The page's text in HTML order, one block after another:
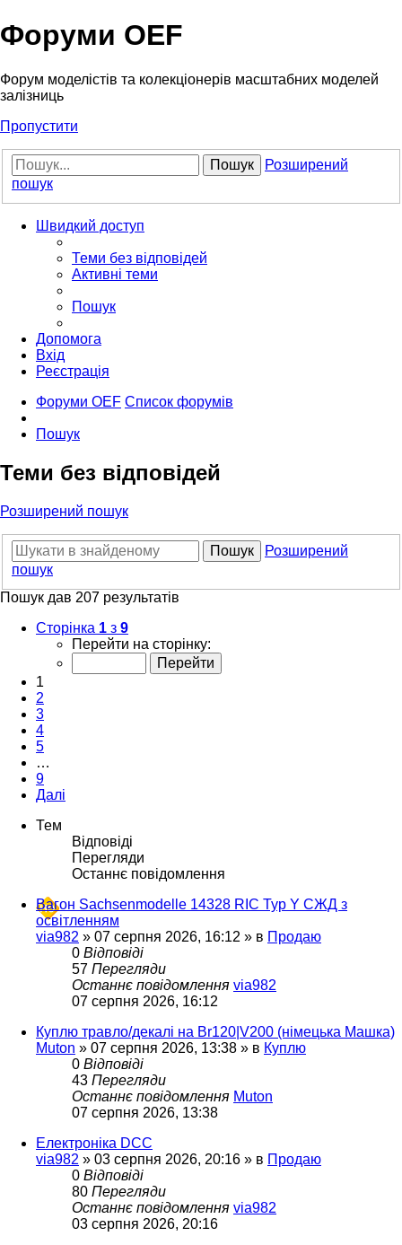
Форуми OEF
Форум моделістів та колекціонерів масштабних моделей
залізниць
Пропустити
Пошук
Розширений
пошук
Швидкий доступ
Теми без відповідей
Активні теми
Пошук
Допомога
Вхід
Реєстрація
Форуми OEF Список форумів
Пошук
Теми без відповідей
Розширений пошук
Пошук
Розширений
пошук
Пошук дав 207 результатів
Сторінка 1 з 9
Перейти на сторінку:
1
2
3
4
5
…
9
Далі
Тем
Відповіді
Перегляди
Останнє повідомлення
Вагон Sachsenmodelle 14328 RIC Typ Y СЖД з
освітленням
via982 » 07 серпня 2026, 16:12 » в Продаю
0 Відповіді
57 Перегляди
Останнє повідомлення via982
07 серпня 2026, 16:12
Куплю травло/декалі на Br120|V200 (німецька Машка)
Muton » 07 серпня 2026, 13:38 » в Куплю
0 Відповіді
43 Перегляди
Останнє повідомлення Muton
07 серпня 2026, 13:38
Електроніка DCC
via982 » 03 серпня 2026, 20:16 » в Продаю
0 Відповіді
80 Перегляди
Останнє повідомлення via982
03 серпня 2026, 20:16